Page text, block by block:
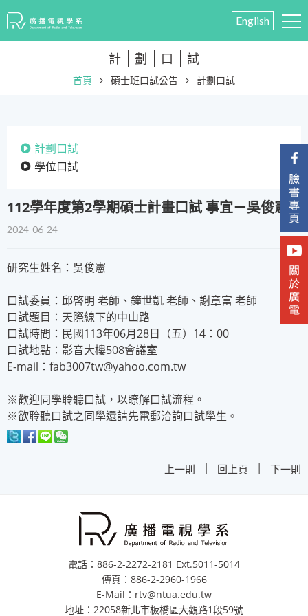
English
計 劃 口 試
首頁 碩士班口試公告 計劃口試
計劃口試
學位口試
112學年度第2學期碩士計畫口試 事宜－吳俊憲
2024-06-24
研究生姓名：吳俊憲
口試委員：邱啓明 老師、鐘世凱 老師、謝章富 老師
口試題目：天際線下的中山路
口試時間：民國113年06月28日（五）14：00
口試地點：影音大樓508會議室
E-mail：fab3007tw@yahoo.com.tw
※歡迎同學聆聽口試，以瞭解口試流程。
※欲聆聽口試之同學還請先電郵洽詢口試學生。
上一則 | 回上頁 | 下一則
電話：886-2-2272-2181 Ext.5011-5014
傳真：886-2-2960-1966
E-Mail：rtv@ntua.edu.tw
地址：22058新北市板橋區大觀路1段59號